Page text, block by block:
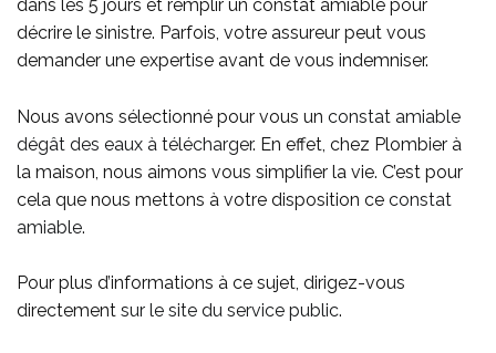
dans les 5 jours et remplir un constat amiable pour
décrire le sinistre. Parfois, votre assureur peut vous
demander une expertise avant de vous indemniser.
Nous avons sélectionné pour vous un constat amiable
dégât des eaux à télécharger. En effet, chez Plombier à
la maison, nous aimons vous simplifier la vie. C’est pour
cela que nous mettons à votre disposition ce constat
amiable.
Pour plus d’informations à ce sujet, dirigez-vous
directement sur le site du service public.